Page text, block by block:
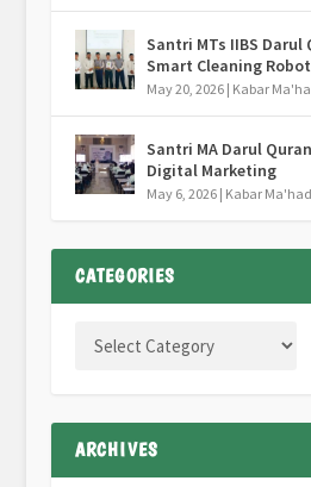
Santri MTs IIBS Darul
Smart Cleaning Robot
May 20, 2026| Kabar
Santri MA Darul
Digital Marketing
May 6, 2026| Kabar Ma'had
CATEGORIES
ARCHIVES